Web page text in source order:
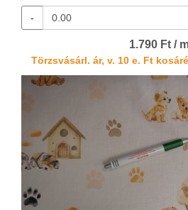
-
1.790 Ft /
Törzsvásárl. ár, v. 10 e. Ft